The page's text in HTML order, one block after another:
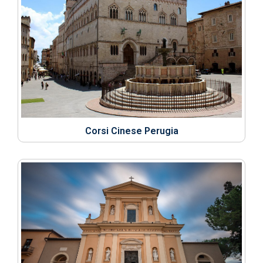
Corsi Cinese Perugia